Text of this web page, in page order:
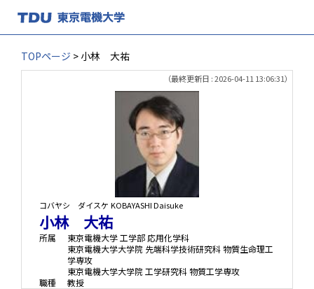
TOPページ > 小林 大祐
（最終更新日 : 2026-04-11 13:06:31）
コバヤシ ダイスケ KOBAYASHI Daisuke
小林 大祐
所属
東京電機大学 工学部 応用化学科
東京電機大学大学院 先端科学技術研究科 物質生命理工
学専攻
東京電機大学大学院 工学研究科 物質工学専攻
職種
教授